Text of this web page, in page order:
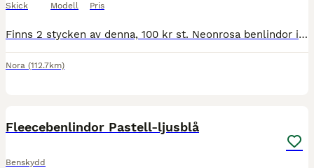
Skick Modell Pris
Finns 2 stycken av denna, 100 kr st. Neonrosa benlindor i fleece. Spring - 13 3.5 meter långa, det står M i storlek men ignorera det. Kan skickas om köparen står för frakten. Betalas med swish Ski
Nora (112.7km)
Fleecebenlindor Pastell-ljusblå
Benskydd